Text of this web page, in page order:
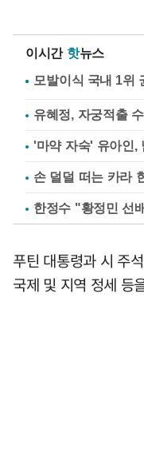
이시간 핫뉴스
유혜정, 자궁적출
'마약 자숙' 유아인,
손 덜덜 떠는 카라
한정수 "황정민 선
푸틴 대통령과 시 주
국제 및 지역 정세 등